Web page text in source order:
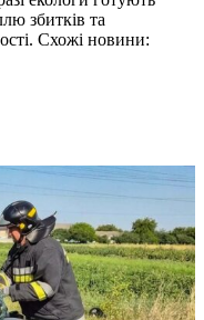
збитків та
Схожі новини: